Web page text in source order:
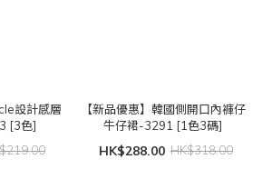
設計感層
[3色]
【新品優惠】韓國側開口內褲仔
牛仔裙-3291 [1色3碼]
HK$288.00 HK$318.00